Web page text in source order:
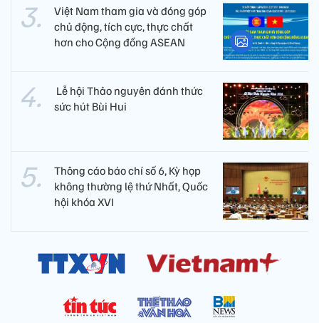
Việt Nam tham gia và đóng góp
chủ động, tích cực, thực chất
hơn cho Cộng đồng ASEAN
​ Lễ hội Thảo nguyên đánh thức
sức hút Bùi Hui
Thông cáo báo chí số 6, Kỳ họp
không thường lệ thứ Nhất, Quốc
hội khóa XVI